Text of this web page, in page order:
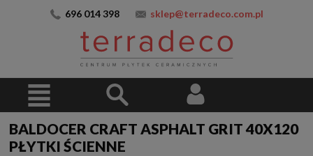
696 014 398 sklep@terradeco.com.pl
BALDOCER CRAFT ASPHALT GRIT 40X120
PŁYTKI ŚCIENNE